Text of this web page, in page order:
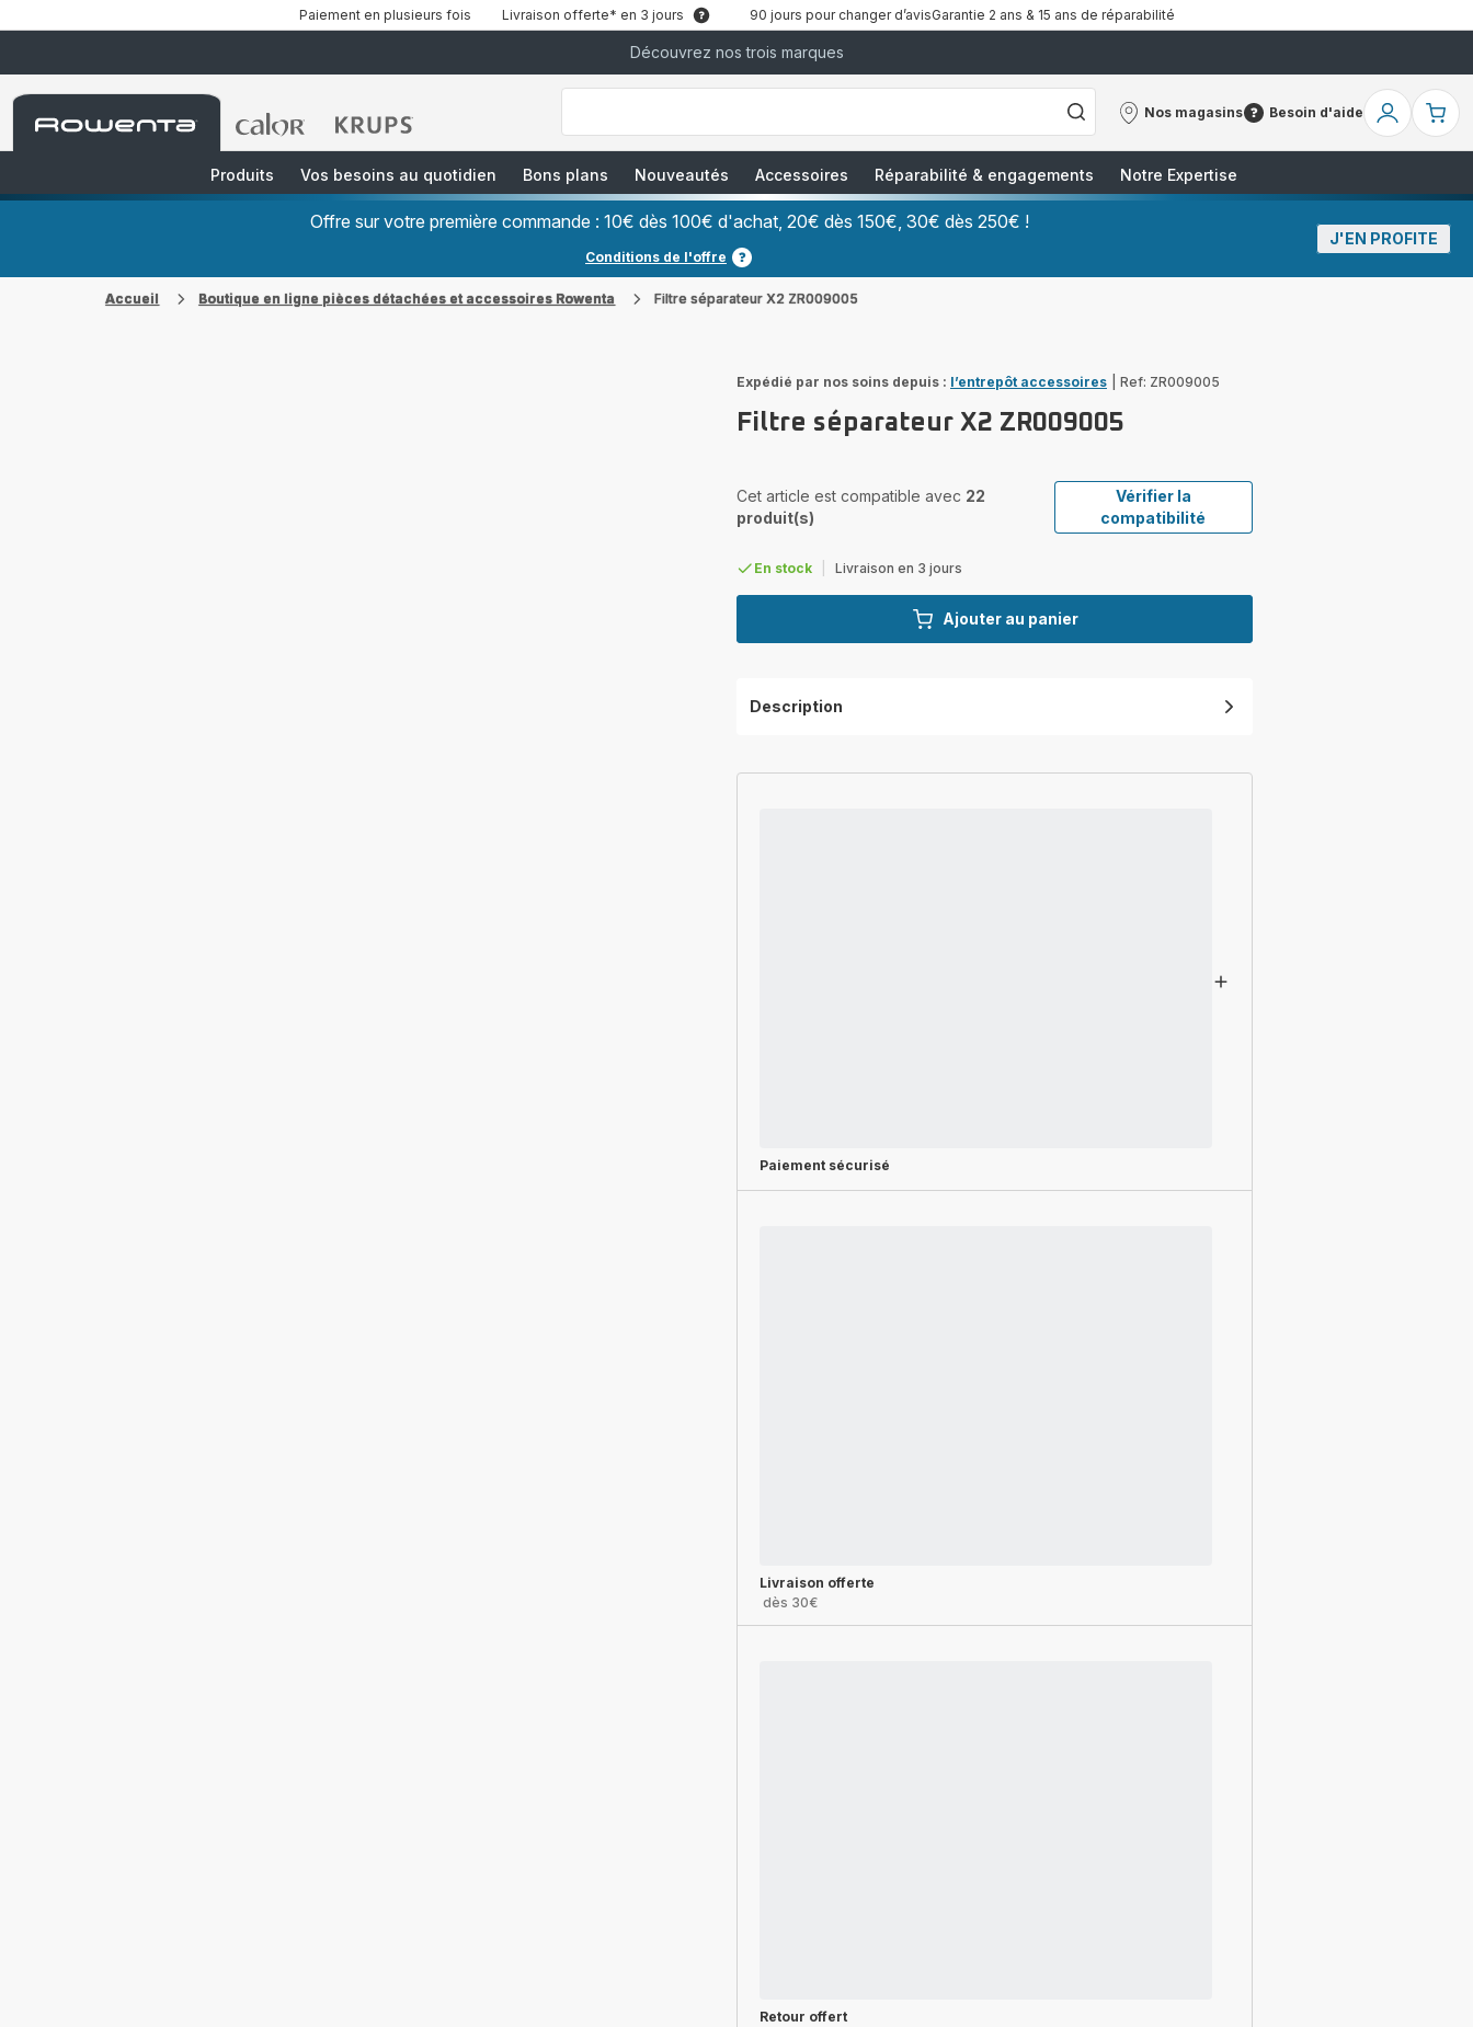
Paiement en plusieurs fois Livraison offerte* en 3 jours 90 jours pour changer d’avisGarantie 2 ans & 15 ans de réparabilité
Découvrez nos trois marques
Accueil
Rowenta
Accueil
Accueil
["Que
recherchez-
Café
Grains","Centrales
Vapeurs","Sèche
Nos magasins
Nos
Besoin d'aide
Besoin
Mon
Produits
Vos besoins au quotidien Bons plans Nouveautés Accessoires Réparabilité & engagements Notre Expertise
Offre sur votre première commande : 10€ dès 100€ d'achat, 20€ dès 150€, 30€ dès 250€ !
Conditions de l'offre
J'EN PROFITE
Accueil Boutique en ligne pièces détachées et accessoires Rowenta Filtre séparateur X2 ZR009005
Expédié par nos soins depuis : l’entrepôt accessoires Ref: ZR009005
Filtre séparateur X2 ZR009005
Cet article est compatible avec 22
produit(s)
Vérifier la
compatibilité
En stock Livraison en 3 jours
Ajouter au panier
Description
Paiement sécurisé
Livraison offerte
dès 30€
Retour offert